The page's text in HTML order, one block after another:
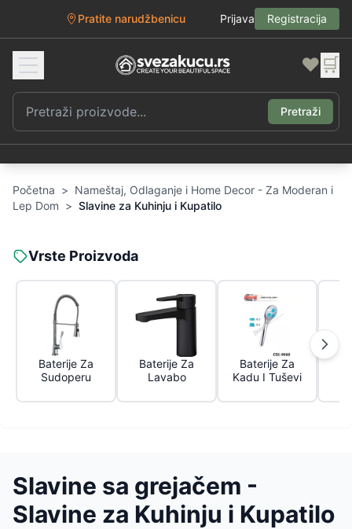
Pratite narudžbenicu Prijava Registracija
❤️ 🛒
Pretraži
Početna > Nameštaj, Odlaganje i Home Decor - Za Moderan i
Lep Dom > Slavine za Kuhinju i Kupatilo
Vrste Proizvoda
Baterije Za
Sudoperu
Baterije Za
Lavabo
Baterije Za
Kadu I Tuševi
Slavine sa grejačem -
Slavine za Kuhinju i Kupatilo